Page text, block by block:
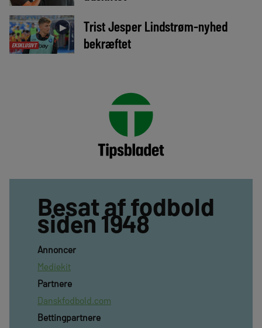
EKSKLUSIVT
►
Trist Jesper Lindstrøm-nyhed
bekræftet
Besat af fodbold
siden 1948
Annoncer
Mediekit
Partnere
Danskfodbold.com
Bettingpartnere